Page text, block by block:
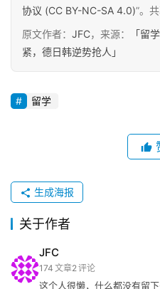
协议 (CC BY-NC-SA 4.0)”。
原文作者： JFC，来源：
「留
紧，德日韩逆势抢人」
留学
生成海报
关于作者
JFC
174 文章2评论
这个人很懒，什么都没有留